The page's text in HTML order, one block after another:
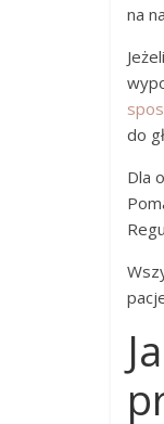
na
do
Dla